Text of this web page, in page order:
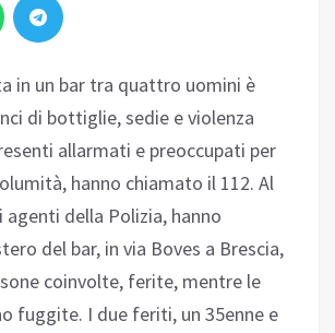
in un bar tra quattro uomini è
di bottiglie, sedie e violenza
allarmati e preoccupati per
hanno chiamato il 112. Al
della Polizia, hanno
del bar, in via Boves a Brescia,
coinvolte, ferite, mentre le
fuggite. I due feriti, un 35enne e